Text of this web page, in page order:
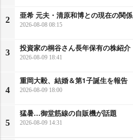
2
亜希 元夫・清原和博との現在の関係
2026-08-08 08:15
3
投資家の桐谷さん長年保有の株紹介
2026-08-09 18:41
4
重岡大毅、結婚＆第1子誕生を報告
2026-08-09 18:00
5
猛暑…御堂筋線の自販機が話題
2026-08-09 14:31